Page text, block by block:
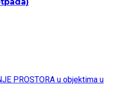
PROSTORA u objektima u